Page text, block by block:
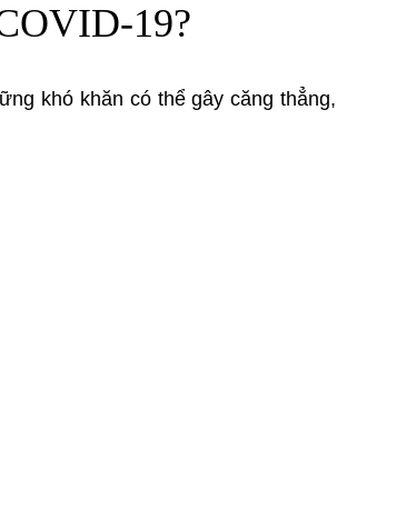
19?
khó khăn có thể gây căng thẳng,